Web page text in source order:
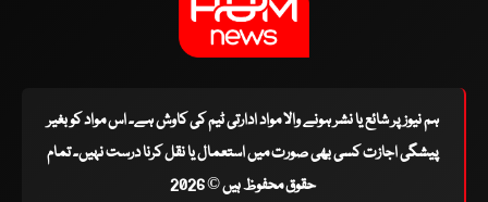
ہم نیوز پر شائع یا نشر ہونے والا مواد ادارتی ٹیم کی کاوش ہے۔ اس مواد کو بغیر
پیشگی اجازت کسی بھی صورت میں استعمال یا نقل کرنا درست نہیں۔ تمام
حقوق محفوظ ہیں © 2026